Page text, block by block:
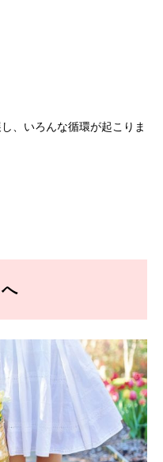
、いろんな循環が起こりま